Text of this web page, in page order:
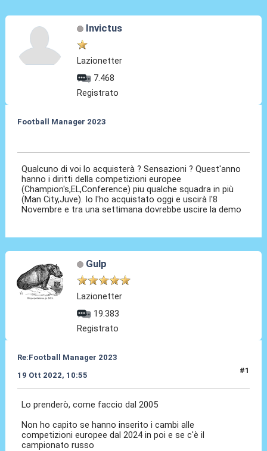
Invictus
Lazionetter
7.468
Registrato
Football Manager 2023
Qualcuno di voi lo acquisterà ? Sensazioni ? Quest'anno
hanno i diritti della competizioni europee
(Champion's,EL,Conference) piu qualche squadra in più
(Man City,Juve). Io l'ho acquistato oggi e uscirà l'8
Novembre e tra una settimana dovrebbe uscire la demo
Gulp
Lazionetter
19.383
Registrato
Re:Football Manager 2023
19 Ott 2022, 10:55
#1
Lo prenderò, come faccio dal 2005
Non ho capito se hanno inserito i cambi alle
competizioni europee dal 2024 in poi e se c'è il
campionato russo